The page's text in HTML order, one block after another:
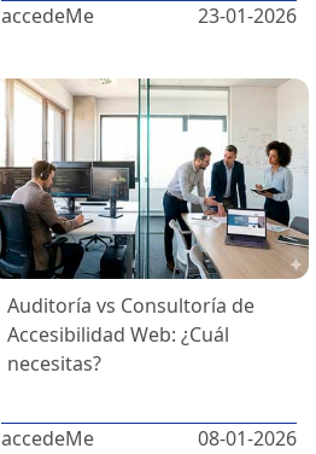
accedeMe 23-01-2026
Auditoría vs Consultoría de
Accesibilidad Web: ¿Cuál
necesitas?
accedeMe 08-01-2026